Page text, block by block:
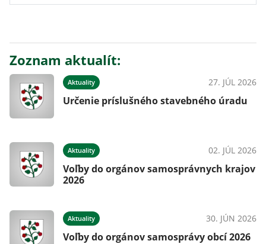
Zoznam aktualít:
Aktuality 27. JÚL 2026
Určenie príslušného stavebného úradu
Aktuality 02. JÚL 2026
Voľby do orgánov samosprávnych krajov
2026
Aktuality 30. JÚN 2026
Voľby do orgánov samosprávy obcí 2026